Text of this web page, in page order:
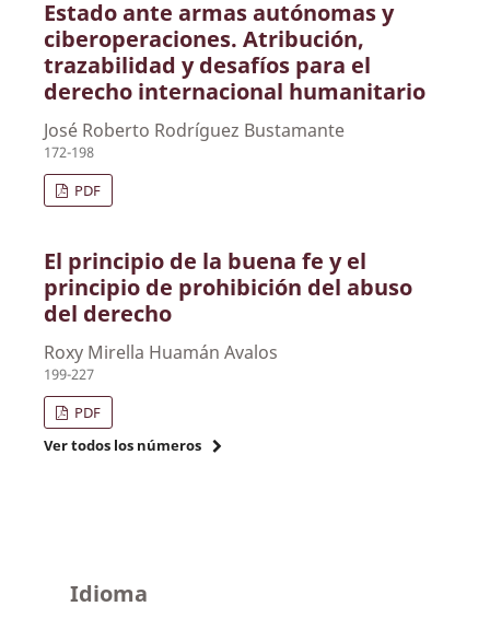
Estado ante armas autónomas y
ciberoperaciones. Atribución,
trazabilidad y desafíos para el
derecho internacional humanitario
José Roberto Rodríguez Bustamante
172-198
PDF
El principio de la buena fe y el
principio de prohibición del abuso
del derecho
Roxy Mirella Huamán Avalos
199-227
PDF
Ver todos los números
Idioma